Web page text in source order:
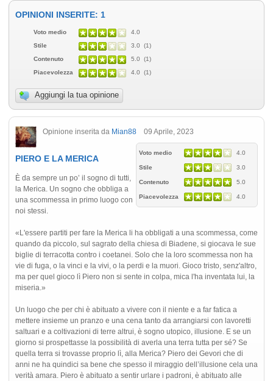
OPINIONI INSERITE: 1
Voto medio
4.0
Stile
3.0 (1)
Contenuto
5.0 (1)
Piacevolezza
4.0 (1)
Aggiungi la tua opinione
Opinione inserita da Mian88 09 Aprile, 2023
Voto medio 4.0
Stile 3.0
Contenuto 5.0
Piacevolezza 4.0
PIERO E LA MERICA
È da sempre un po’ il sogno di tutti,
la Merica. Un sogno che obbliga a
una scommessa in primo luogo con
noi stessi.
«L'essere partiti per fare la Merica li ha obbligati a una scommessa, come
quando da piccolo, sul sagrato della chiesa di Biadene, si giocava le sue
biglie di terracotta contro i coetanei. Solo che la loro scommessa non ha
vie di fuga, o la vinci e la vivi, o la perdi e la muori. Gioco tristo, senz'altro,
ma per quel gioco lì Piero non si sente in colpa, mica l'ha inventata lui, la
miseria.»
Un luogo che per chi è abituato a vivere con il niente e a far fatica a
mettere insieme un pranzo e una cena tanto da arrangiarsi con lavoretti
saltuari e a coltivazioni di terre altrui, è sogno utopico, illusione. E se un
giorno si prospettasse la possibilità di averla una terra tutta per sé? Se
quella terra si trovasse proprio lì, alla Merica? Piero dei Gevori che di
anni ne ha quindici sa bene che spesso il miraggio dell’illusione cela una
verità amara. Piero è abituato a sentir urlare i padroni, è abituato alle